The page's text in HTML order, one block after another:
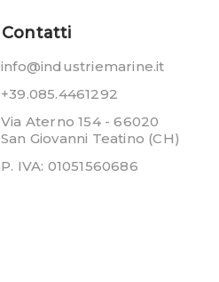
Contatti
info@industriemarine.it
+39.085.4461292
Via Aterno 154 - 66020
San Giovanni Teatino (CH)
P. IVA: 01051560686